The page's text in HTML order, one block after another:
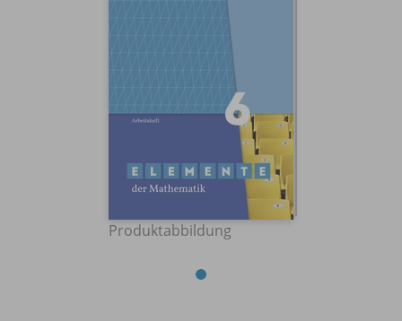
Produktabbildung